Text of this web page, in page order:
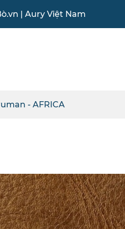
.vn | Aury Việt Nam
- AFRICA